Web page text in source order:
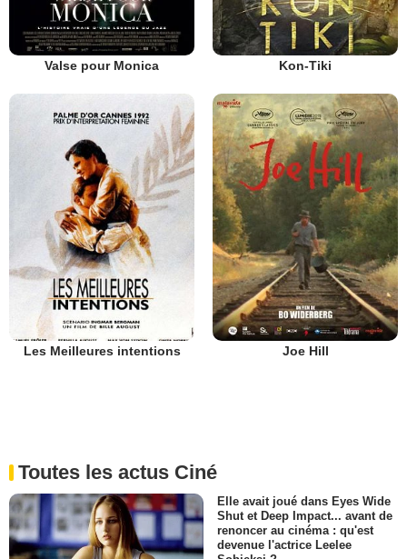
Valse pour Monica Kon-Tiki
Les Meilleures intentions Joe Hill
Toutes les actus Ciné
Elle avait joué dans Eyes Wide
Shut et Deep Impact... avant de
renoncer au cinéma : qu'est
devenue l'actrice Leelee